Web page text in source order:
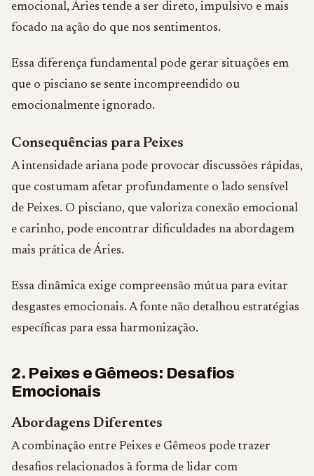
emocional, Áries tende a ser direto, impulsivo e mais
focado na ação do que nos sentimentos.
Essa diferença fundamental pode gerar situações em
que o pisciano se sente incompreendido ou
emocionalmente ignorado.
Consequências para Peixes
A intensidade ariana pode provocar discussões rápidas,
que costumam afetar profundamente o lado sensível
de Peixes. O pisciano, que valoriza conexão emocional
e carinho, pode encontrar dificuldades na abordagem
mais prática de Áries.
Essa dinâmica exige compreensão mútua para evitar
desgastes emocionais. A fonte não detalhou estratégias
específicas para essa harmonização.
2. Peixes e Gêmeos: Desafios
Emocionais
Abordagens Diferentes
A combinação entre Peixes e Gêmeos pode trazer
desafios relacionados à forma de lidar com